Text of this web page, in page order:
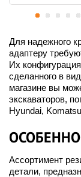
Для надежного
адаптеру
Их
сделанного в
магазине вы
экскаваторов,
Hyundai,
Ассортимент
детали,